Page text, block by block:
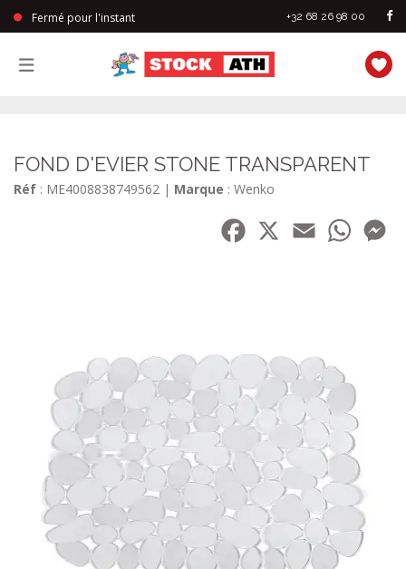
Fermé pour l'instant +32 68 26 98 00
FOND D'EVIER STONE TRANSPARENT
Réf : ME4008838749562 | Marque : Wenko
Facebook
Email